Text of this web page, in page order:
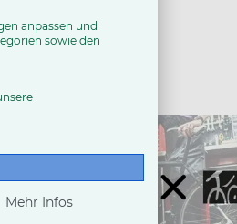
anpassen und
sowie den
Mehr Infos